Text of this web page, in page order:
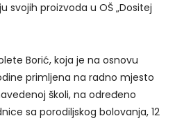
svojih proizvoda u OŠ „Dositej
Borić, koja je na osnovu
primljena na radno mjesto
školi, na određeno
sa porodiljskog bolovanja, 12